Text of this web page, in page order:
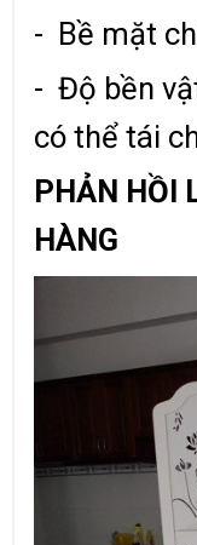
- Bề mặt
- Độ bền
có thể tái
PHẢN HỒI
HÀNG